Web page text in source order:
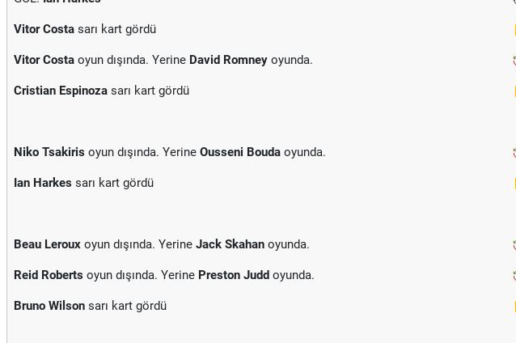
Vitor Costa sarı kart gördü
Vitor Costa oyun dışında. Yerine David Romney oyunda.
Cristian Espinoza sarı kart gördü
Niko Tsakiris oyun dışında. Yerine Ousseni Bouda oyunda.
Ian Harkes sarı kart gördü
Beau Leroux oyun dışında. Yerine Jack Skahan oyunda.
Reid Roberts oyun dışında. Yerine Preston Judd oyunda.
Bruno Wilson sarı kart gördü